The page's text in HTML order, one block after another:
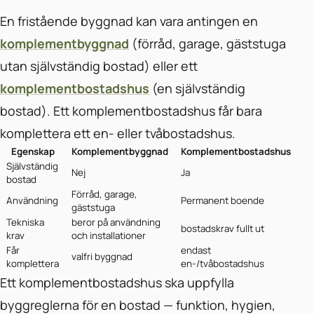
En fristående byggnad kan vara antingen en
komplementbyggnad (förråd, garage, gäststuga
utan självständig bostad) eller ett
komplementbostadshus (en självständig
bostad). Ett komplementbostadshus får bara
komplettera ett en- eller tvåbostadshus.
Egenskap Komplementbyggnad
Komplementbostadshus
Självständig
bostad
Nej Ja
Användning
Förråd, garage,
gäststuga
Permanent boende
Tekniska
krav
beror på användning
och installationer
bostadskrav fullt ut
Får
komplettera
valfri byggnad
endast
en-/tvåbostadshus
Ett komplementbostadshus ska uppfylla
byggreglerna för en bostad — funktion, hygien,